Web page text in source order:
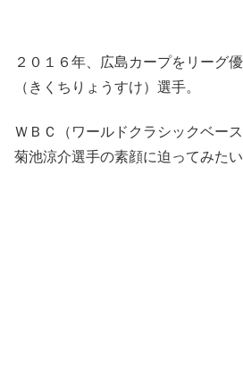
２０１６年、広島カープをリーグ
（きくちりょうすけ）選手。
ＷＢＣ（ワールドクラシックベー
菊池涼介選手の素顔に迫ってみたい